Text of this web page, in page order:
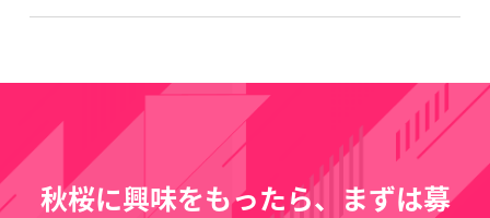
秋桜に興味をもったら、まずは募